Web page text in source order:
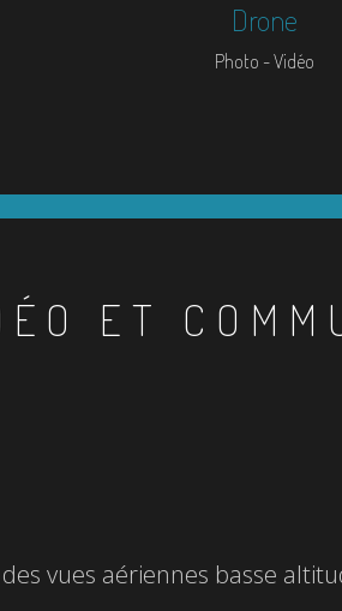
Drone
Photo - Vidéo
ET
vues aériennes basse